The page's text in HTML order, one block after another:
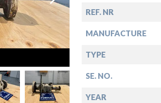
REF. NR
MANUFACTURE
TYPE
SE. NO.
YEAR